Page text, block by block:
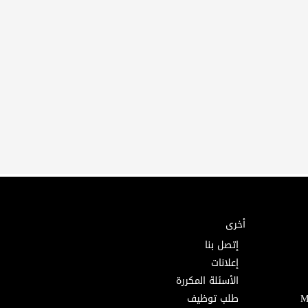
أخرى
إتصل بنا
إعلانات
الأسئلة المكررة
طلب توظيف